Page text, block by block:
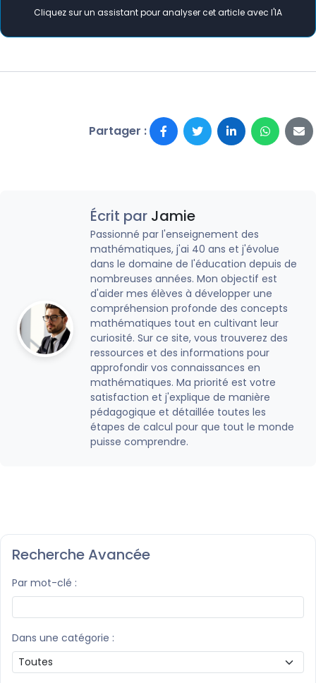
Cliquez sur un assistant pour analyser cet article avec l'IA
Partager :
Écrit par Jamie
Passionné par l'enseignement des
mathématiques, j'ai 40 ans et j'évolue
dans le domaine de l'éducation depuis de
nombreuses années. Mon objectif est
d'aider mes élèves à développer une
compréhension profonde des concepts
mathématiques tout en cultivant leur
curiosité. Sur ce site, vous trouverez des
ressources et des informations pour
approfondir vos connaissances en
mathématiques. Ma priorité est votre
satisfaction et j'explique de manière
pédagogique et détaillée toutes les
étapes de calcul pour que tout le monde
puisse comprendre.
Recherche Avancée
Par mot-clé :
Dans une catégorie :